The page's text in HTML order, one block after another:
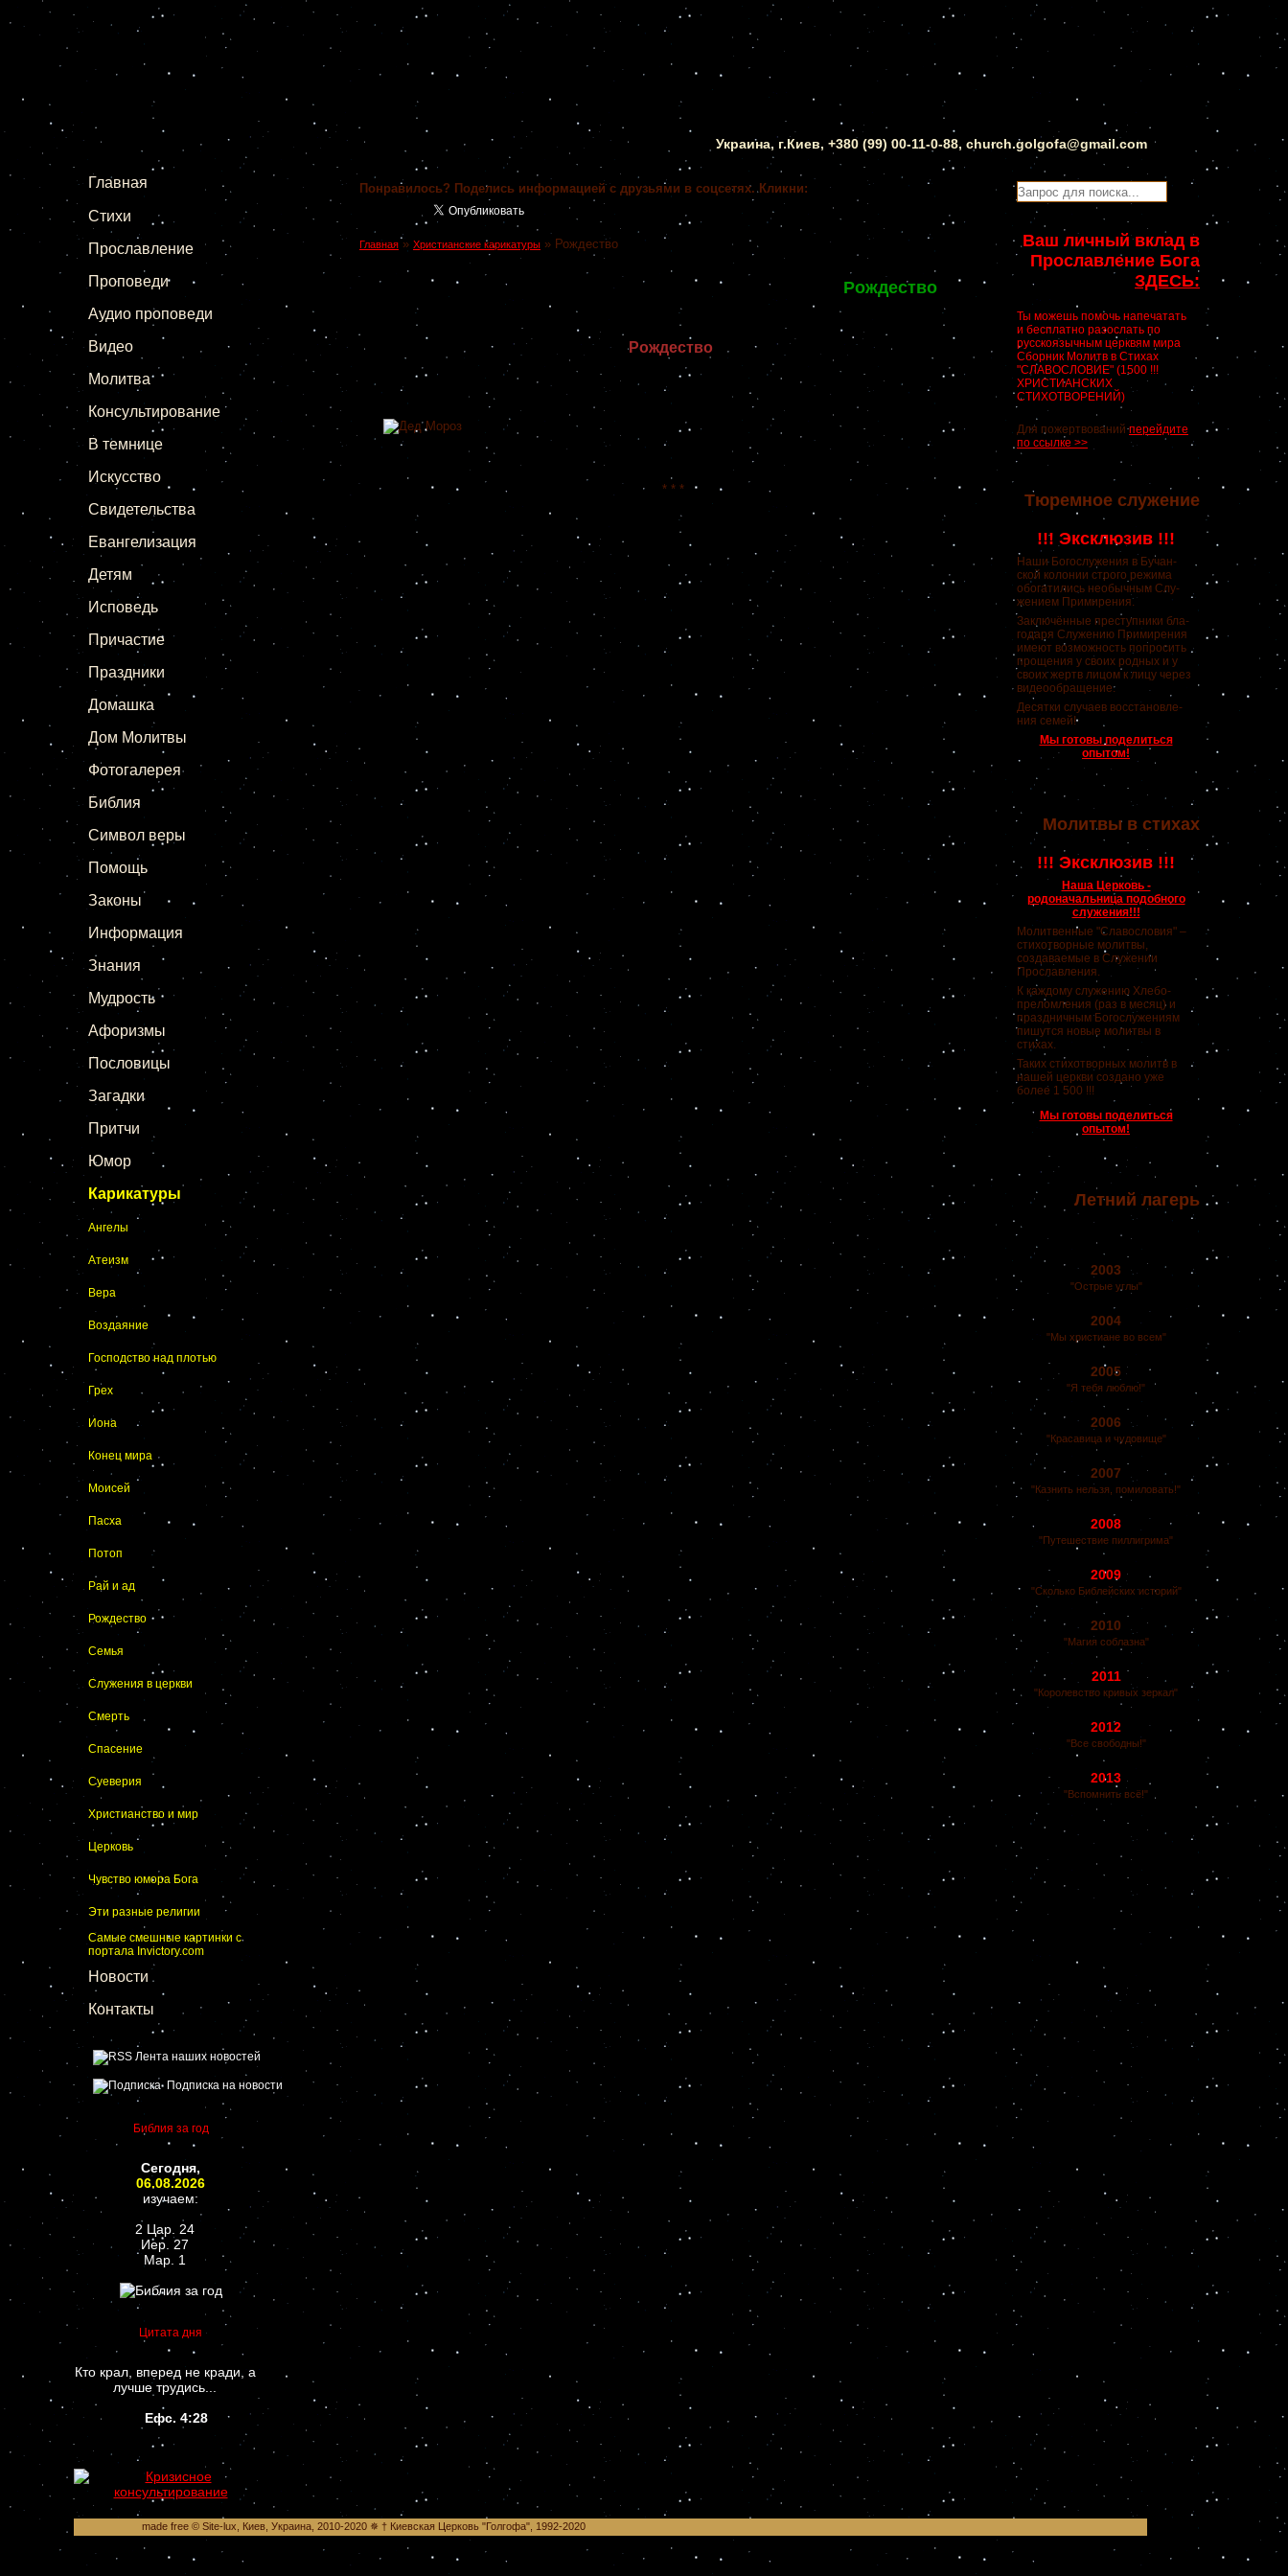
Украина, г.Киев, +380 (99) 00-11-0-88, church.golgofa@gmail.com
Главная
Стихи
Прославление
Проповеди
Аудио проповеди
Видео
Молитва
Консультирование
В темнице
Искусство
Свидетельства
Евангелизация
Детям
Исповедь
Причастие
Праздники
Домашка
Дом Молитвы
Фотогалерея
Библия
Символ веры
Помощь
Законы
Информация
Знания
Мудрость
Афоризмы
Пословицы
Загадки
Притчи
Юмор
Карикатуры
Ангелы
Атеизм
Вера
Воздаяние
Господство над плотью
Грех
Иона
Конец мира
Моисей
Пасха
Потоп
Рай и ад
Рождество
Семья
Служения в церкви
Смерть
Спасение
Суеверия
Христианство и мир
Церковь
Чувство юмора Бога
Эти разные религии
Самые смешные картинки с
портала Invictory.com
Новости
Контакты
Лента наших новостей
Подписка на новости
Библия за год
Сегодня,
06.08.2026
изучаем:
2 Цар. 24
Иер. 27
Мар. 1
Цитата дня
Кто крал, вперед не кради, а
лучше трудись...
Ефс. 4:28
Понравилось? Поделись информацией с друзьями в соцсетях. Кликни:
Главная » Христианские карикатуры » Рождество
Рождество
Рождество
* * *
Ваш личный вклад в
Прославление Бога
ЗДЕСЬ:
Ты можешь помочь напечатать
и бесплатно разослать по
русскоязычным церквям мира
Сборник Молитв в Стихах
"СЛАВОСЛОВИЕ" (1500 !!!
ХРИСТИАНСКИХ
СТИХОТВОРЕНИЙ)
Для пожертвованийперейдите
по ссылке >>
Тюремное служение
!!! Эксклюзив !!!
Наши Богослужения в Бучан-
ской колонии строго режима
обогатились необычным Слу-
жением Примирения.
Заключённые преступники бла-
годаря Служению Примирения
имеют возможность попросить
прощения у своих родных и у
своих жертв лицом к лицу через
видеообращение.
Десятки случаев восстановле-
ния семей!
Мы готовы поделиться
опытом!
Молитвы в стихах
!!! Эксклюзив !!!
Наша Церковь -
родоначальница подобного
служения!!!
Молитвенные "Славословия" –
стихотворные молитвы,
создаваемые в Служении
Прославления.
К каждому служению Хлебо-
преломления (раз в месяц) и
праздничным Богослужениям
пишутся новые молитвы в
стихах.
Таких стихотворных молитв в
нашей церкви создано уже
более 1 500 !!!
Мы готовы поделиться
опытом!
Летний лагерь
2003
"Острые углы"
2004
"Мы христиане во всем"
2005
"Я тебя люблю!"
2006
"Красавица и чудовище"
2007
"Казнить нельзя, помиловать!"
2008
"Путешествие пиллигрима"
2009
"Сколько Библейских историй"
2010
"Магия соблазна"
2011
"Королевство кривых зеркал"
2012
"Все свободны!"
2013
"Вспомнить всё!"
made free © Site-lux, Киев, Украина, 2010-2020 ✵ † Киевская Церковь "Голгофа", 1992-2020